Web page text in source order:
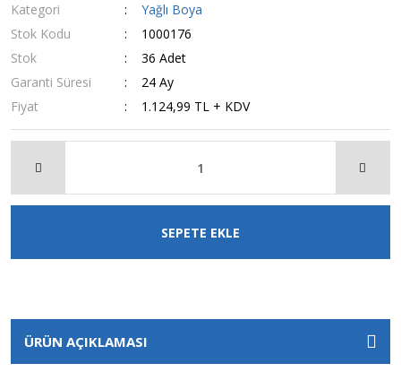
Kategori
Yağlı Boya
Stok Kodu
1000176
Stok
36 Adet
Garanti Süresi
24 Ay
Fiyat
1.124,99 TL + KDV
SEPETE EKLE
ÜRÜN AÇIKLAMASI